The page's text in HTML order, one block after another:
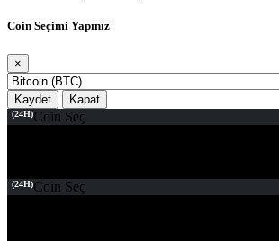
Coin Seçimi Yapınız
×
Kaydet Kapat
(24H)Coin Seç
(24H)Coin Seç